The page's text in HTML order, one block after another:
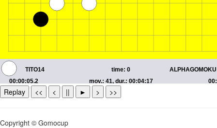
Replay << < || ► > >>
Copyright © Gomocup